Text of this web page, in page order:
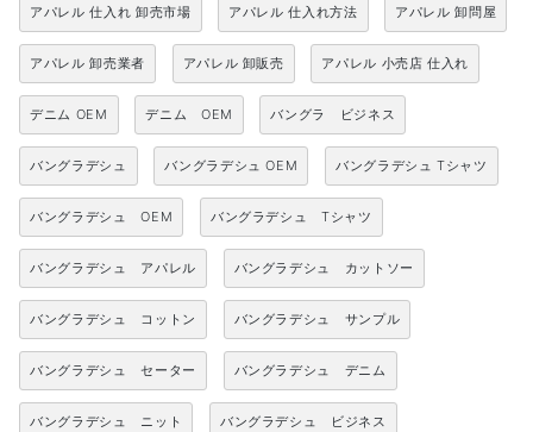
アパレル 仕入れ 卸売市場 アパレル 仕入れ方法 アパレル 卸問屋
アパレル 卸売業者 アパレル 卸販売 アパレル 小売店 仕入れ
デニム OEM デニム OEM バングラ ビジネス
バングラデシュ バングラデシュ OEM バングラデシュ Tシャツ
バングラデシュ OEM バングラデシュ Tシャツ
バングラデシュ アパレル バングラデシュ カットソー
バングラデシュ コットン バングラデシュ サンプル
バングラデシュ セーター バングラデシュ デニム
バングラデシュ ニット バングラデシュ ビジネス